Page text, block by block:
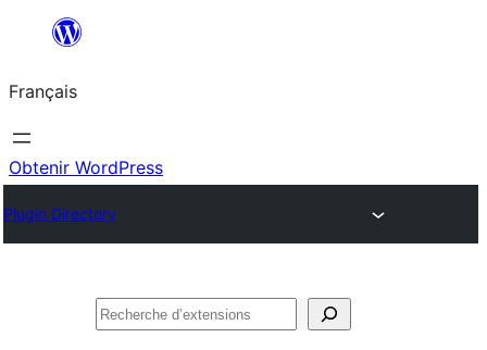
contenu
Français
Obtenir WordPress
Plugin Directory
Rechercher